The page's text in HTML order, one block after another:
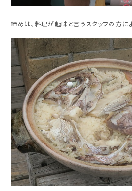
締めは、料理が趣味と言うスタッフの方によ